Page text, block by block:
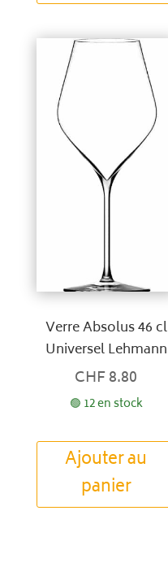
Verre Absolus 46 cl
Universel Lehmann
CHF8.80
🟢 12 en stock
Ajouter au
panier